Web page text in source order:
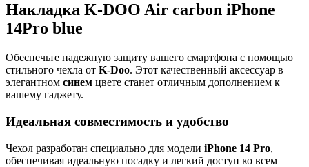
Накладка K-DOO Air carbon iPhone
14Pro blue
Обеспечьте надежную защиту вашего смартфона с помощью
стильного чехла от K-Doo. Этот качественный аксессуар в
элегантном синем цвете станет отличным дополнением к
вашему гаджету.
Идеальная совместимость и удобство
Чехол разработан специально для модели iPhone 14 Pro,
обеспечивая идеальную посадку и легкий доступ ко всем